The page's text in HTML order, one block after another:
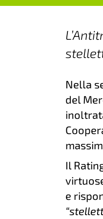
Nella
del
Il
e